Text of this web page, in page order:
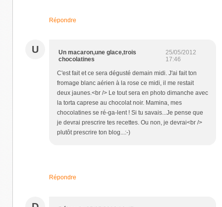
Répondre
U
Un macaron,une glace,trois
chocolatines
25/05/2012
17:46
C'est fait et ce sera dégusté demain midi. J'ai fait ton
fromage blanc aérien à la rose ce midi, il me restait
deux jaunes.<br /> Le tout sera en photo dimanche avec
la torta caprese au chocolat noir. Mamina, mes
chocolatines se ré-ga-lent ! Si tu savais...Je pense que
je devrai prescrire tes recettes. Ou non, je devrai<br />
plutôt prescrire ton blog...:-)
Répondre